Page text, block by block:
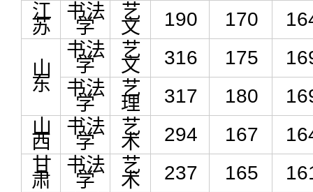
江
苏
书法
学
艺
文 190 170
山
东
书法
学
艺
文 316 175
书法
学
艺
理 317 180
山
西
书法
学
艺
术 294 167
甘
肃
书法
学
艺
术 237 165